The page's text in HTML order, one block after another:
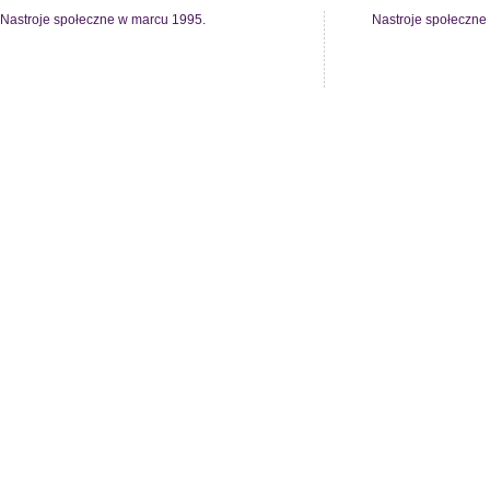
Nastroje społeczne w marcu 1995. Nastroje